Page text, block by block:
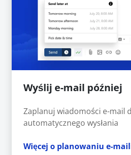
Wyślij e-mail później
Zaplanuj wiadomości e-mail
automatycznego wysłania
Więcej o planowaniu e-